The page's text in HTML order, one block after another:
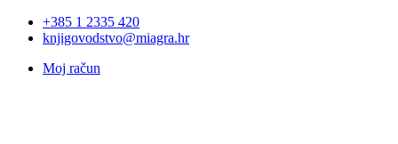
+385 1 2335 420
knjigovodstvo@miagra.hr
Moj račun